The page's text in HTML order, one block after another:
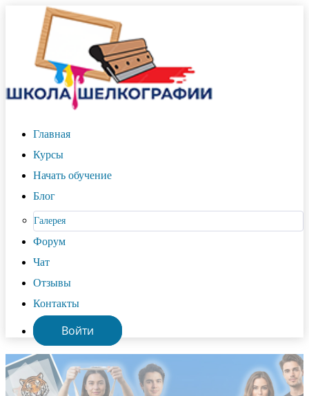
Главная
Курсы
Начать обучение
Блог
Галерея
Форум
Чат
Отзывы
Контакты
Войти